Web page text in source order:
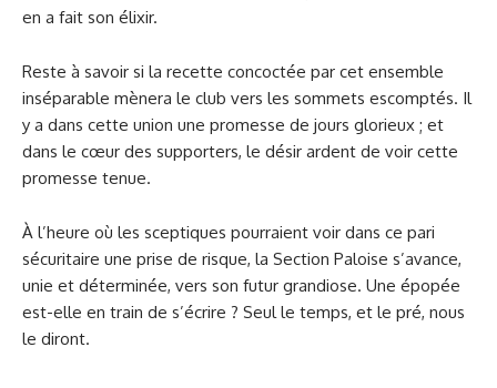
en a fait son élixir.
Reste à savoir si la recette concoctée par cet ensemble
inséparable mènera le club vers les sommets escomptés. Il
y a dans cette union une promesse de jours glorieux ; et
dans le cœur des supporters, le désir ardent de voir cette
promesse tenue.
À l’heure où les sceptiques pourraient voir dans ce pari
sécuritaire une prise de risque, la Section Paloise s’avance,
unie et déterminée, vers son futur grandiose. Une épopée
est-elle en train de s’écrire ? Seul le temps, et le pré, nous
le diront.